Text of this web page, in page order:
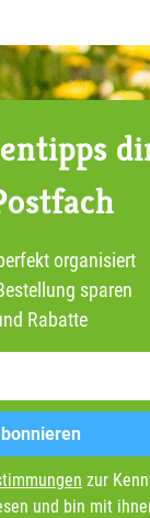
organisiert
sparen
Rabatte
zur
und bin mit